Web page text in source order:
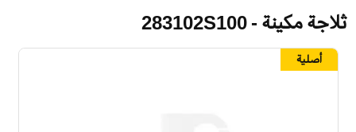
ثلاجة مكينة - 283102S100
أصلية